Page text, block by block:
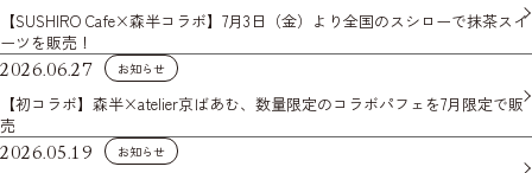
【SUSHIRO Cafe×森半コラボ】7月3日（金）より全国のスシローで抹茶スイ
ーツを販売！
2026.06.27 お知らせ
【初コラボ】森半×atelier京ばあむ、数量限定のコラボパフェを7月限定で販
売
2026.05.19 お知らせ